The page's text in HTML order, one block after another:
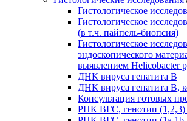
Гистологическое
Гистологическое
(в т.ч. пайпель-биопсия)
Гистологическое
эндоскопического
выявлением Helicobacter
ДНК вируса гепатита B
ДНК вируса гепатита B,
Консультация готовых
РНК ВГC, генотип (1,2,3)